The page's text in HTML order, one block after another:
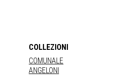
COLLEZIONI
COMUNALE
ANGELONI